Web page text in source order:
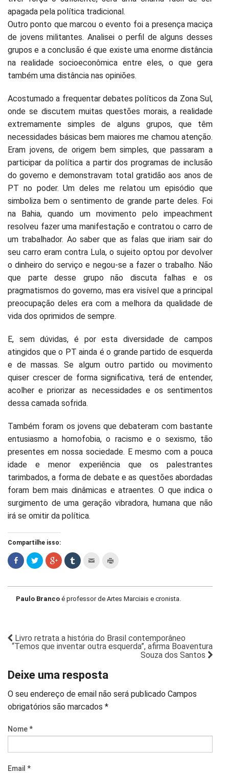
apagada pela política tradicional.
Outro ponto que marcou o evento foi a presença maciça
de jovens militantes. Analisei o perfil de alguns desses
grupos e a conclusão é que existe uma enorme distância
na realidade socioeconômica entre eles, o que gera
também uma distância nas opiniões.
Acostumado a frequentar debates políticos da Zona Sul,
onde se discutem muitas questões morais, a realidade
extremamente simples de alguns grupos, que têm
necessidades básicas bem maiores me chamou atenção.
Eram jovens, de origem bem simples, que passaram a
participar da política a partir dos programas de inclusão
do governo e demonstravam total gratidão aos anos de
PT no poder. Um deles me relatou um episódio que
simboliza bem o sentimento de grande parte deles. Foi
na Bahia, quando um movimento pelo impeachment
resolveu fazer uma manifestação e contratou o carro de
um trabalhador. Ao saber que as falas que iriam sair do
seu carro eram contra Lula, o sujeito optou por devolver
o dinheiro do serviço e negou-se a fazer o trabalho. Não
que parte desse grupo não discuta falhas e os
pragmatismos do governo, mas era visível que a principal
preocupação deles era com a melhora da qualidade de
vida dos oprimidos de sempre.
E, sem dúvidas, é por esta diversidade de campos
atingidos que o PT ainda é o grande partido de esquerda
e de massas. Se algum outro partido ou movimento
quiser crescer de forma significativa, terá de entender,
acolher e priorizar as necessidades e os sentimentos
dessa camada sofrida.
Também foram os jovens que debateram com bastante
entusiasmo a homofobia, o racismo e o sexismo, tão
presentes em nossa sociedade. E mesmo com a pouca
idade e menor experiência que os palestrantes
tarimbados, a forma de debate e as questões abordadas
foram bem mais dinâmicas e atraentes. O que indica o
surgimento de uma geração vibradora, humana que não
irá se omitir da política.
Compartilhe isso:
Paulo Branco é professor de Artes Marciais e cronista.
Livro retrata a história do Brasil contemporâneo
“Temos que inventar outra esquerda”, afirma Boaventura
Souza dos Santos
Deixe uma resposta
O seu endereço de email não será publicado Campos
obrigatórios são marcados *
Nome*
Email *